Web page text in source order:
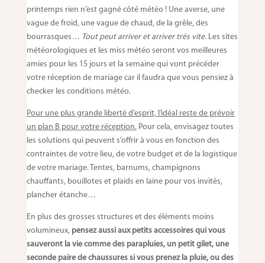
printemps rien n’est gagné côté météo ! Une averse, une
vague de froid, une vague de chaud, de la grêle, des
bourrasques… Tout peut arriver et arriver très vite. Les sites
météorologiques et les miss météo seront vos meilleures
amies pour les 15 jours et la semaine qui vont précéder
votre réception de mariage car il faudra que vous pensiez à
checker les conditions météo.
Pour une plus grande liberté d’esprit, l’idéal reste de prévoir
un plan B pour votre réception.Pour cela, envisagez toutes
les solutions qui peuvent s’offrir à vous en fonction des
contraintes de votre lieu, de votre budget et de la logistique
de votre mariage. Tentes, barnums, champignons
chauffants, bouillotes et plaids en laine pour vos invités,
plancher étanche…
En plus des grosses structures et des éléments moins
volumineux, pensez aussi aux petits accessoires qui vous
sauveront la vie comme des parapluies, un petit gilet, une
seconde paire de chaussures si vous prenez la pluie, ou des